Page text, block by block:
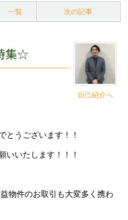
一覧 次の記事
自己紹介へ
集☆
とうございます！！
いいたします！！！
物件のお取引も大変多く携わ